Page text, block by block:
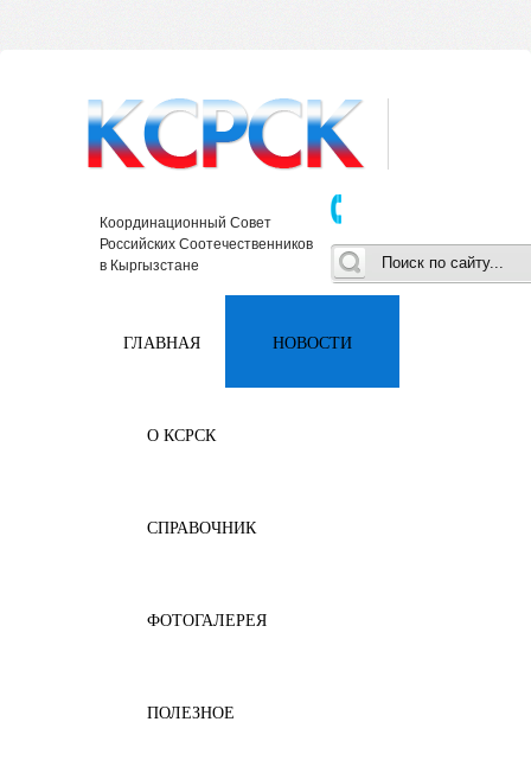
Координационный Совет
Российских Соотечественников
в Кыргызстане
ГЛАВНАЯ НОВОСТИ
О КСРСК
СПРАВОЧНИК
ФОТОГАЛЕРЕЯ
ПОЛЕЗНОЕ